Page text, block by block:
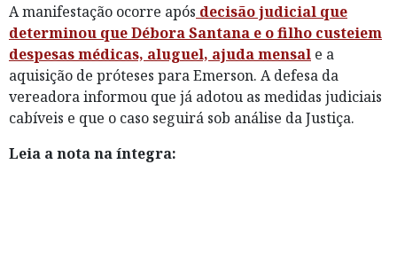
A manifestação ocorre após decisão judicial que
determinou que Débora Santana e o filho custeiem
despesas médicas, aluguel, ajuda mensal e a
aquisição de próteses para Emerson. A defesa da
vereadora informou que já adotou as medidas judiciais
cabíveis e que o caso seguirá sob análise da Justiça.
Leia a nota na íntegra: